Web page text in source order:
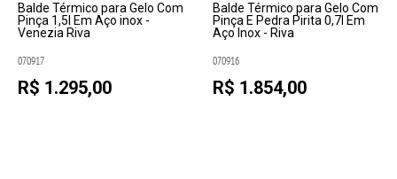
Balde Térmico para Gelo Com
Pinça 1,5l Em Aço inox -
Venezia Riva
070917
R$ 1.295,00
Balde Térmico para Gelo Com
Pinça E Pedra Pirita 0,7l Em
Aço Inox - Riva
070916
R$ 1.854,00